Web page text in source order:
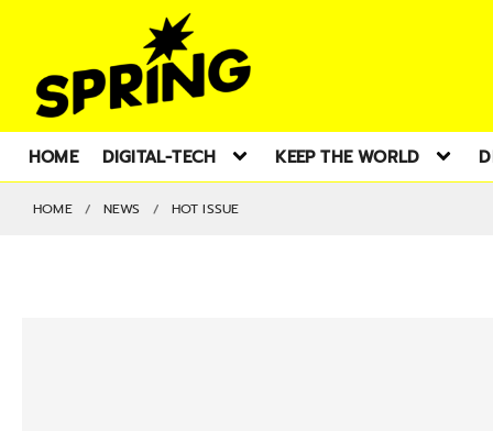
HOME DIGITAL-TECH KEEP THE WORLD
HOME NEWS HOT ISSUE